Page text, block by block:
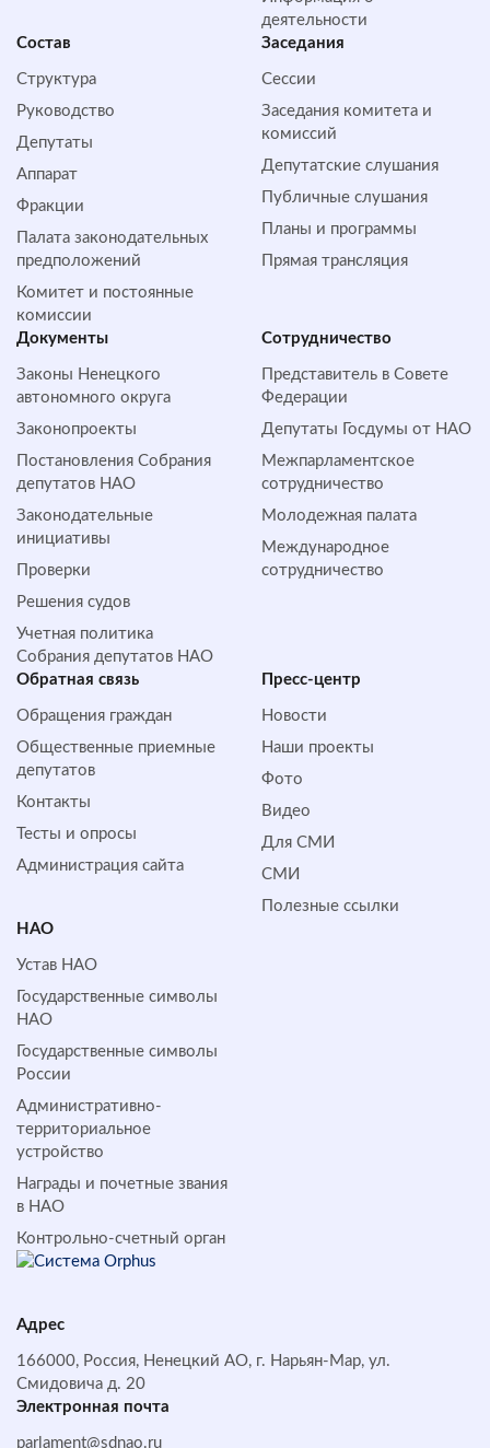
деятельности
Состав
Структура
Руководство
Депутаты
Аппарат
Фракции
Палата законодательных
предположений
Комитет и постоянные
комиссии
Заседания
Сессии
Заседания комитета и
комиссий
Депутатские слушания
Публичные слушания
Планы и программы
Прямая трансляция
Документы
Законы Ненецкого
автономного округа
Законопроекты
Постановления Собрания
депутатов НАО
Законодательные
инициативы
Проверки
Решения судов
Учетная политика
Собрания депутатов НАО
Сотрудничество
Представитель в Совете
Федерации
Депутаты Госдумы от НАО
Межпарламентское
сотрудничество
Молодежная палата
Международное
сотрудничество
Обратная cвязь
Обращения граждан
Общественные приемные
депутатов
Контакты
Тесты и опросы
Администрация сайта
Пресс-центр
Новости
Наши проекты
Фото
Видео
Для СМИ
СМИ
Полезные ссылки
НАО
Устав НАО
Государственные символы
НАО
Государственные символы
России
Административно-
территориальное
устройство
Награды и почетные звания
в НАО
Контрольно-счетный орган
Адрес
166000, Россия, Ненецкий АО, г. Нарьян-Мар, ул.
Смидовича д. 20
Электронная почта
parlament@sdnao.ru